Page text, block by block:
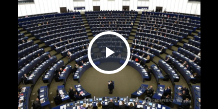
Play Video